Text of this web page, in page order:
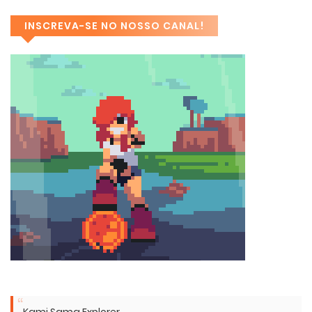
INSCREVA-SE NO NOSSO CANAL!